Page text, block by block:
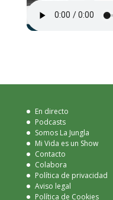
En directo
Podcasts
Somos La Jungla
Mi Vida es un Show
Contacto
Colabora
Política de privacidad
Aviso legal
Política de Cookies